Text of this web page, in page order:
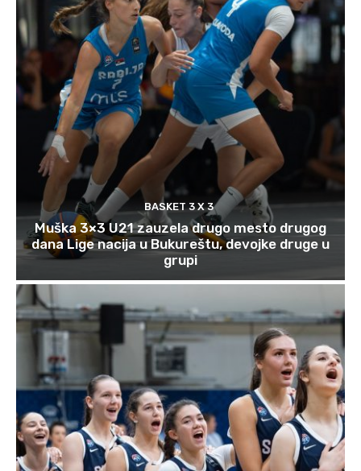
BASKET 3 X 3
Muška 3×3 U21 zauzela drugo mesto drugog
dana Lige nacija u Bukureštu, devojke druge u
grupi